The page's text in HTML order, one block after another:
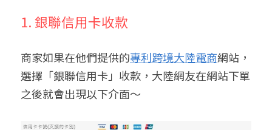
1. 銀聯信用卡收款
商家如果在他們提供的專利跨境大陸電商網站，
選擇「銀聯信用卡」收款，大陸網友在網站下單
之後就會出現以下介面～